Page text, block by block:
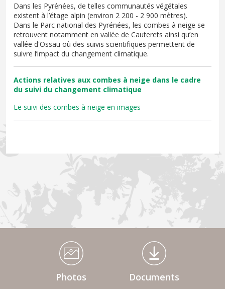
Dans les Pyrénées, de telles communautés végétales
existent à l’étage alpin (environ 2 200 - 2 900 mètres).
Dans le Parc national des Pyrénées, les combes à neige se
retrouvent notamment en vallée de Cauterets ainsi qu’en
vallée d'Ossau où des suivis scientifiques permettent de
suivre l’impact du changement climatique.
Actions relatives aux combes à neige dans le cadre
du suivi du changement climatique
Le suivi des combes à neige en images
Médiathèque Footer
Photos Documents